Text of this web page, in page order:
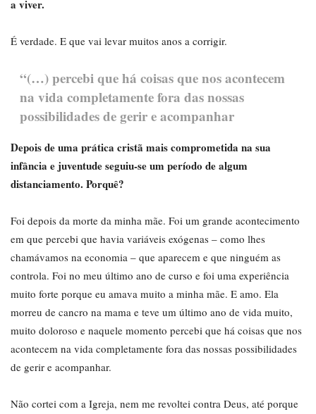
a viver.
É verdade. E que vai levar muitos anos a corrigir.
“(…) percebi que há coisas que nos acontecem
na vida completamente fora das nossas
possibilidades de gerir e acompanhar
Depois de uma prática cristã mais comprometida na sua
infância e juventude seguiu-se um período de algum
distanciamento. Porquê?
Foi depois da morte da minha mãe. Foi um grande acontecimento
em que percebi que havia variáveis exógenas – como lhes
chamávamos na economia – que aparecem e que ninguém as
controla. Foi no meu último ano de curso e foi uma experiência
muito forte porque eu amava muito a minha mãe. E amo. Ela
morreu de cancro na mama e teve um último ano de vida muito,
muito doloroso e naquele momento percebi que há coisas que nos
acontecem na vida completamente fora das nossas possibilidades
de gerir e acompanhar.
Não cortei com a Igreja, nem me revoltei contra Deus, até porque